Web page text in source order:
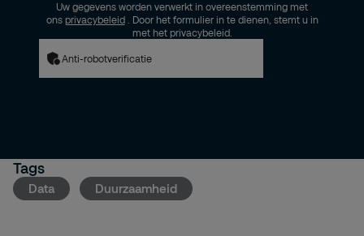
Uw gegevens worden verwerkt in overeenstemming met
ons privacybeleid
. Door het formulier in te dienen, stemt u in
met het privacybeleid.
Anti-robotverificatie
Tags
Data Duurzaamheid